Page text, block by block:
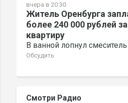
вчера в 20:30
Житель Оренбурга
более 240 000 рублей
квартиру
В ванной лопнул смеситель
Обсудить
Смотри Радио